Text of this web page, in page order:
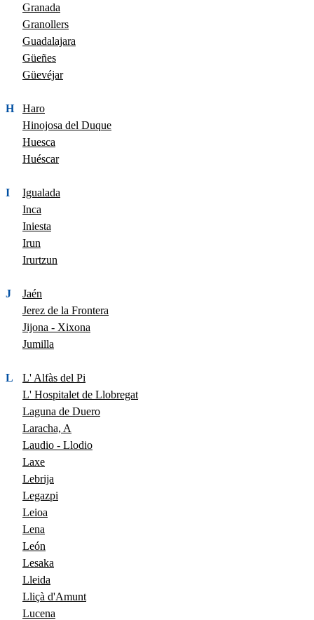
Granada
Granollers
Guadalajara
Güeñes
Güevéjar
H
Haro
Hinojosa del Duque
Huesca
Huéscar
I
Igualada
Inca
Iniesta
Irun
Irurtzun
J
Jaén
Jerez de la Frontera
Jijona - Xixona
Jumilla
L
L' Alfàs del Pi
L' Hospitalet de Llobregat
Laguna de Duero
Laracha, A
Laudio - Llodio
Laxe
Lebrija
Legazpi
Leioa
Lena
León
Lesaka
Lleida
Lliçà d'Amunt
Lucena